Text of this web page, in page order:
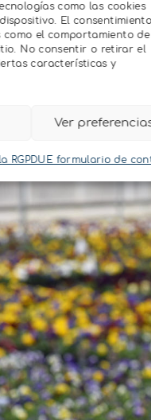
como las cookies
El
el comportamiento de
No consentir o retirar el
características y
Ver
RGPDUE formulario de